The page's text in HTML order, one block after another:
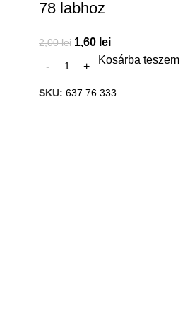
78 labhoz
2,00lei 1,60 lei
Kosárba teszem
SKU: 637.76.333